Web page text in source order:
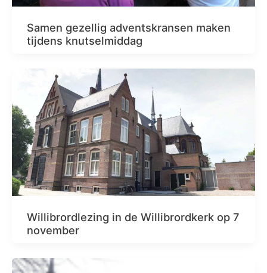
Samen gezellig adventskransen maken
tijdens knutselmiddag
Willibrordlezing in de Willibrordkerk op 7
november